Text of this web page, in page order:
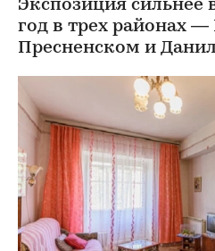
Экспозиция сильнее
год в трех районах
Пресненском и